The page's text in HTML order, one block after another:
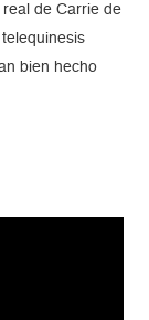
de Carrie de
bien hecho